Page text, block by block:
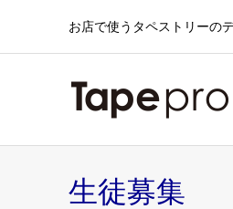
お店で使うタペストリーの
生徒募集